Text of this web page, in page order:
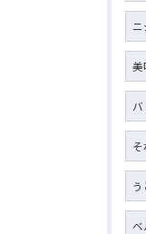
ニ
美